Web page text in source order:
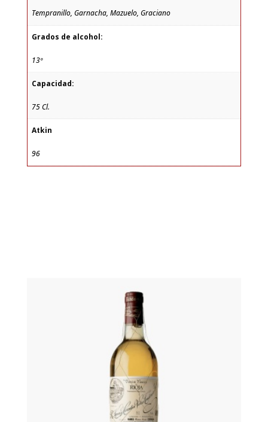
Tempranillo, Garnacha, Mazuelo, Graciano
Grados de alcohol:
13º
Capacidad:
75 Cl.
Atkin
96